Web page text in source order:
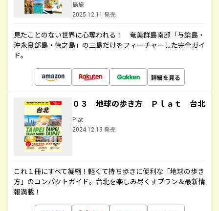
島旅
2025.12.11 発売
見たことのない世界に心奪われる！ 奄美群島南部「与論島・
沖永良部島・徳之島」の三島だけをフィーチャーした完全ガイ
ド。
詳細を見る
０３ 地球の歩き方 Ｐｌａｔ 台北
Plat
2024.12.19 発売
これ１冊にすべて凝縮！軽くて持ち歩きに便利な「地球の歩き
方」のコンパクトガイド。台北を楽しみ尽くすプラン＆最新情
報満載！